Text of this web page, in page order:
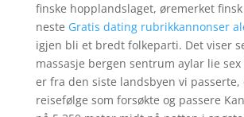
finske hopplandslaget, øremerket
neste Gratis dating rubrikkannonser
igjen bli et bredt folkeparti. Det viser
massasje bergen sentrum aylar lie
er fra den siste landsbyen vi passerte,
reisefølge som forsøkte og passere